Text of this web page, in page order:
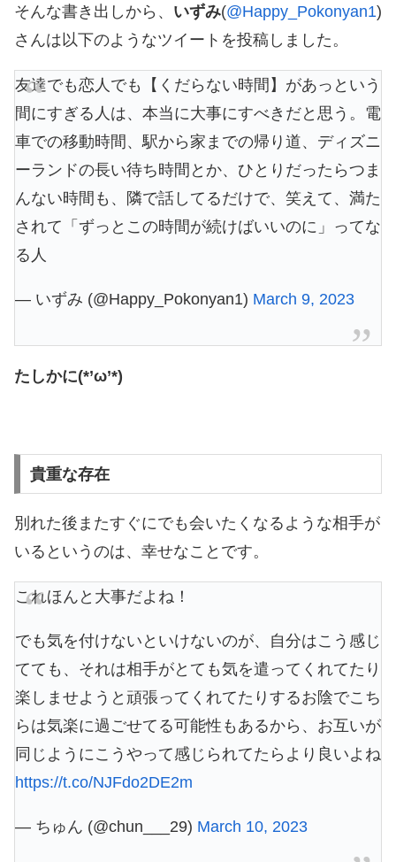
そんな書き出しから、 いずみ(@Happy_Pokonyan1)
さんは以下のようなツイートを投稿しました。
友達でも恋人でも【くだらない時間】があっという
間にすぎる人は、本当に大事にすべきだと思う。電
車での移動時間、駅から家までの帰り道、ディズニ
ーランドの長い待ち時間とか、ひとりだったらつま
んない時間も、隣で話してるだけで、笑えて、満た
されて「ずっとこの時間が続けばいいのに」ってな
る人
— いずみ (@Happy_Pokonyan1) March 9, 2023
たしかに(*’ω’*)
貴重な存在
別れた後またすぐにでも会いたくなるような相手が
いるというのは、幸せなことです。
これほんと大事だよね！
でも気を付けないといけないのが、自分はこう感じ
てても、それは相手がとても気を遣ってくれてたり
楽しませようと頑張ってくれてたりするお陰でこち
らは気楽に過ごせてる可能性もあるから、お互いが
同じようにこうやって感じられてたらより良いよね
https://t.co/NJFdo2DE2m
— ちゅん (@chun___29) March 10, 2023